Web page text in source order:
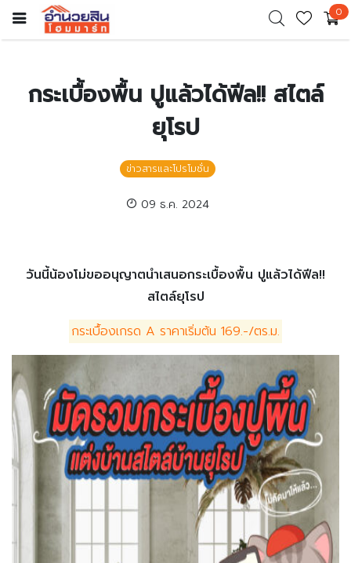
0
กระเบื้องพื้น ปูแล้วได้ฟีล!! สไตล์
ยุโรป
ข่าวสารและโปรโมชั่น
09 ธ.ค. 2024
วันนี้น้องโม่ขออนุญาตนำเสนอกระเบื้องพื้น ปูแล้วได้ฟีล!!
สไตล์ยุโรป
กระเบื้องเกรด A ราคาเริ่มต้น 169.-/ตร.ม.